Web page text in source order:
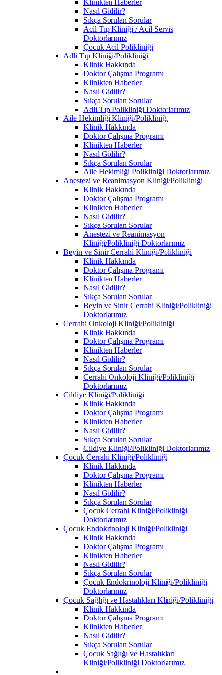
Klinikten Haberler
Nasıl Gidilir?
Sıkça Sorulan Sorular
Acil Tıp Kliniği / Acil Servis
Doktorlarımız
Çocuk Acil Polikliniği
Adli Tıp Kliniği/Polikliniği
Klinik Hakkında
Doktor Çalışma Programı
Klinikten Haberler
Nasıl Gidilir?
Sıkça Sorulan Sorular
Adli Tıp Polikliniği Doktorlarımız
Aile Hekimliği Kliniği/Polikliniği
Klinik Hakkında
Doktor Çalışma Programı
Klinikten Haberler
Nasıl Gidilir?
Sıkça Sorulan Sorular
Aile Hekimliği Polikliniği Doktorlarımız
Anestezi ve Reanimasyon Kliniği/Polikliniği
Klinik Hakkında
Doktor Çalışma Programı
Klinikten Haberler
Nasıl Gidilir?
Sıkça Sorulan Sorular
Anestezi ve Reanimasyon
Kliniği/Polikliniği Doktorlarımız
Beyin ve Sinir Cerrahi Kliniği/Polikliniği
Klinik Hakkında
Doktor Çalışma Programı
Klinikten Haberler
Nasıl Gidilir?
Sıkça Sorulan Sorular
Beyin ve Sinir Cerrahi Kliniği/Polikliniği
Doktorlarımız
Cerrahi Onkoloji Kliniği/Polikliniği
Klinik Hakkında
Doktor Çalışma Programı
Klinikten Haberler
Nasıl Gidilir?
Sıkça Sorulan Sorular
Cerrahi Onkoloji Kliniği/Polikliniği
Doktorlarımız
Cildiye Kliniği/Polikliniği
Klinik Hakkında
Doktor Çalışma Programı
Klinikten Haberler
Nasıl Gidilir?
Sıkça Sorulan Sorular
Cildiye Kliniği/Polikliniği Doktorlarımız
Çocuk Cerrahi Kliniği/Polikliniği
Klinik Hakkında
Doktor Çalışma Programı
Klinikten Haberler
Nasıl Gidilir?
Sıkça Sorulan Sorular
Çocuk Cerrahi Kliniği/Polikliniği
Doktorlarımız
Çocuk Endokrinoloji Kliniği/Polikliniği
Klinik Hakkında
Doktor Çalışma Programı
Klinikten Haberler
Nasıl Gidilir?
Sıkça Sorulan Sorular
Çocuk Endokrinoloji Kliniği/Polikliniği
Doktorlarımız
Çocuk Sağlığı ve Hastalıkları Kliniği/Polikliniği
Klinik Hakkında
Doktor Çalışma Programı
Klinikten Haberler
Nasıl Gidilir?
Sıkça Sorulan Sorular
Çocuk Sağlığı ve Hastalıkları
Kliniği/Polikliniği Doktorlarımız